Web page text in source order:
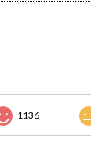
1136